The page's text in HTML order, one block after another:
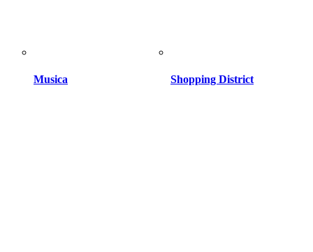
Musica Shopping District